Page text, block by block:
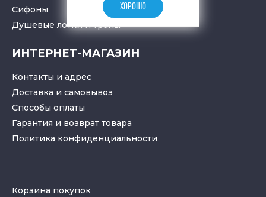
Cифоны
Душевые лоткиитрапы
ИНТЕРНЕТ-МАГАЗИН
Контакты и адрес
Доставка и самовывоз
Способы оплаты
Гарантия и возврат товара
Политика конфиденциальности
Корзина покупок
ХОРОШО